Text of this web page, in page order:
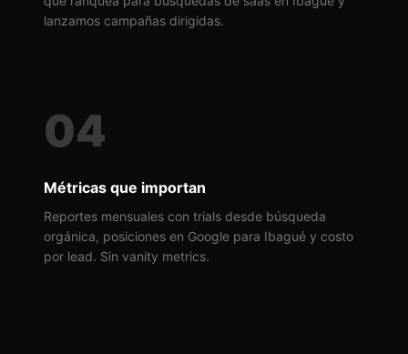
lanzamos campañas dirigidas.
04
Métricas que importan
Reportes mensuales con trials desde búsqueda
orgánica, posiciones en Google para Ibagué y costo
por lead. Sin vanity metrics.